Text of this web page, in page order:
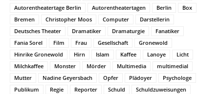
Autorentheatertage Berlin
Autorentheatertagen Berlin
Box
Bremen
Christopher Moos Computer
Darstellerin
Deutsches Theater
Dramatiker Dramaturgie
Fanatiker
Fania Sorel
Film Frau Gesellschaft
Gronewold
Hinrike Gronewold
Hirn Islam Kaffee Lanoye
Licht
Milchkaffee
Monster Mörder Multimedia
multimedial
Mutter
Nadine Geyersbach Opfer Plädoyer
Psychologe
Publikum
Regie Reporter Schuld
Schuldzuweisungen